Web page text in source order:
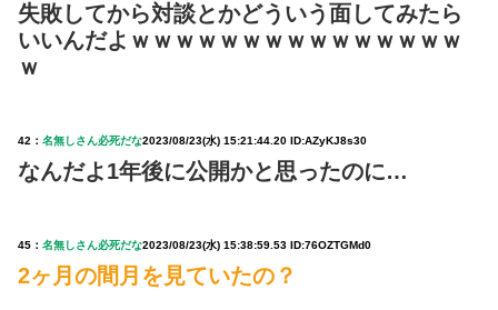
失敗してから対談とかどういう面してみたら
いいんだよｗｗｗｗｗｗｗｗｗｗｗｗｗｗｗ
ｗ
42： 名無しさん必死だな2023/08/23(水) 15:21:44.20 ID:AZyKJ8s30
なんだよ1年後に公開かと思ったのに…
45： 名無しさん必死だな2023/08/23(水) 15:38:59.53 ID:76OZTGMd0
2ヶ月の間月を見ていたの？